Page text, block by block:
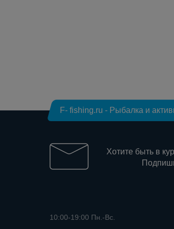
F- fishing.ru - Рыбалка и
Хотите быть в
10:00-19:00 Пн.-Вс.